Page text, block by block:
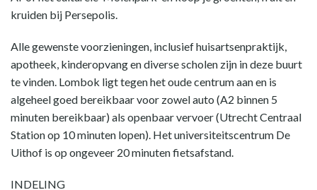
kruiden bij Persepolis.
Alle gewenste voorzieningen, inclusief huisartsenpraktijk,
apotheek, kinderopvang en diverse scholen zijn in deze buurt
te vinden. Lombok ligt tegen het oude centrum aan en is
algeheel goed bereikbaar voor zowel auto (A2 binnen 5
minuten bereikbaar) als openbaar vervoer (Utrecht Centraal
Station op 10 minuten lopen). Het universiteitscentrum De
Uithof is op ongeveer 20 minuten fietsafstand.
INDELING